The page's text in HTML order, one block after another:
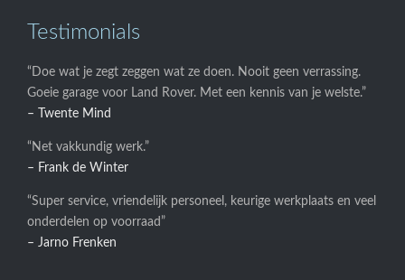
Testimonials
“Doe wat je zegt zeggen wat ze doen. Nooit geen verrassing.
Goeie garage voor Land Rover. Met een kennis van je welste.”
– Twente Mind
“Net vakkundig werk.”
– Frank de Winter
“Super service, vriendelijk personeel, keurige werkplaats en veel
onderdelen op voorraad”
– Jarno Frenken